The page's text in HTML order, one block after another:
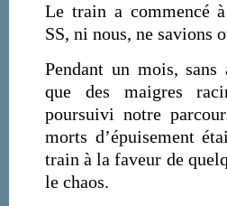
Le train a commencé
SS, ni nous, ne savions
Pendant un mois, sans
que des maigres
poursuivi notre
morts d’épuisement
train à la faveur de
le chaos.